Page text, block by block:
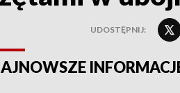
UDOSTĘPNIJ: